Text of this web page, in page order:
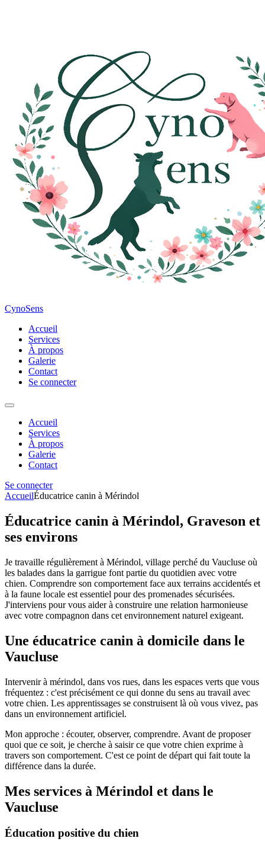
CynoSens
Accueil
Services
À propos
Galerie
Contact
Se connecter
Accueil
Services
À propos
Galerie
Contact
Se connecter
AccueilÉducatrice canin à Mérindol
Éducatrice canin à Mérindol, Graveson et
ses environs
Je travaille régulièrement à Mérindol, village perché du Vaucluse où
les balades dans la garrigue font partie du quotidien avec votre
chien. Comprendre son comportement face aux terrains accidentés et
à la faune locale est essentiel pour des promenades sécurisées.
J'interviens pour vous aider à construire une relation harmonieuse
avec votre compagnon dans cet environnement naturel exigeant.
Une éducatrice canin à domicile dans le
Vaucluse
Intervenir à mérindol, dans vos rues, dans les espaces verts que vous
fréquentez : c'est précisément ce qui donne du sens au travail avec
votre chien. Les apprentissages se construisent là où vous vivez, pas
dans un environnement artificiel.
Mon approche : écouter, observer, comprendre. Avant de proposer
quoi que ce soit, je cherche à saisir ce que votre chien exprime à
travers son comportement. C'est ce point de départ qui fait toute la
différence dans la durée.
Mes services à Mérindol et dans le
Vaucluse
Éducation positive du chien